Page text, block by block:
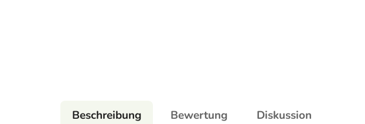
Beschreibung Bewertung Diskussion